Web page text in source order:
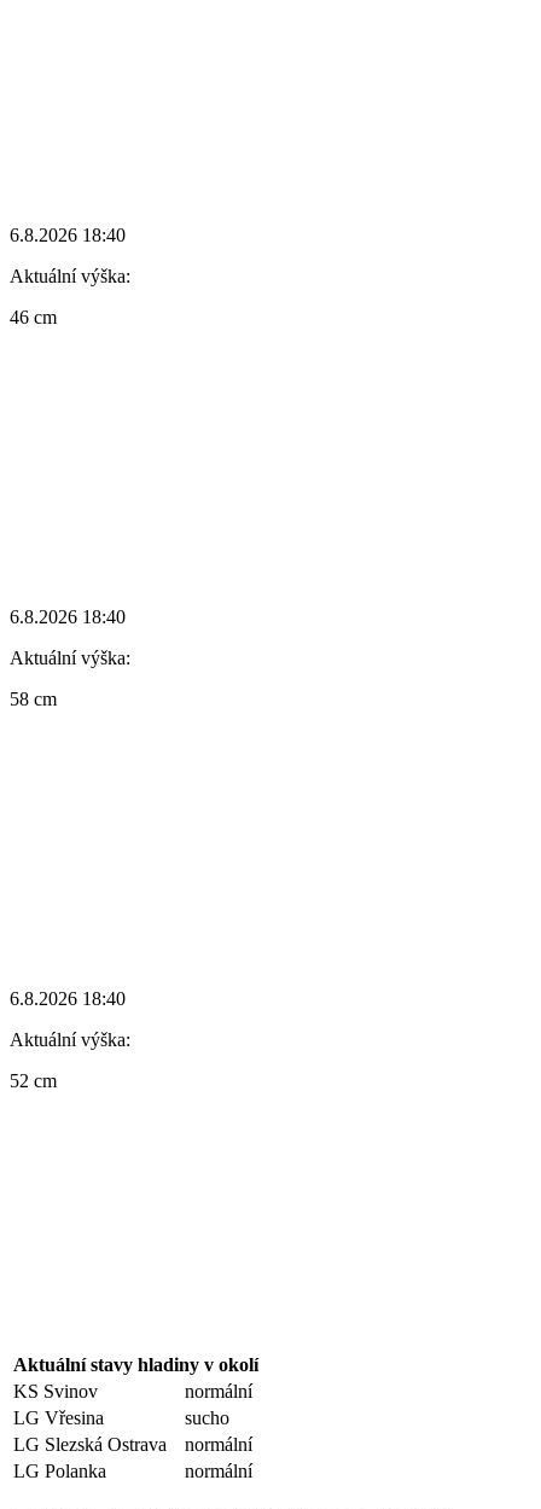
6.8.2026 18:40
Aktuální výška:
46 cm
6.8.2026 18:40
Aktuální výška:
58 cm
6.8.2026 18:40
Aktuální výška:
52 cm
Aktuální stavy hladiny v okolí
KS Svinov
normální
LG Vřesina
sucho
LG Slezská Ostrava
normální
LG Polanka
normální